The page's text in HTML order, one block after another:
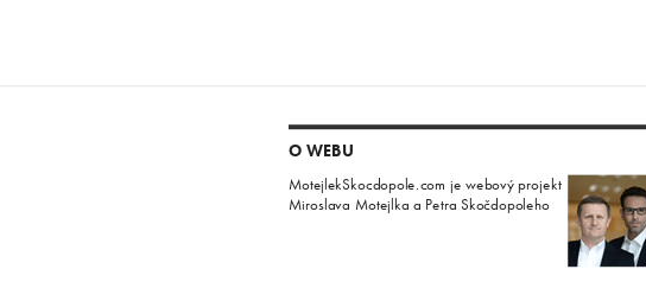
O WEBU
MotejlekSkocdopole.com je webový projekt
Miroslava Motejlka a Petra Skočdopoleho